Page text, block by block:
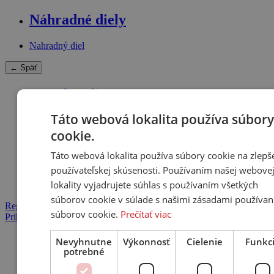
Náhradné diely
Nahradný diel
← Späť
Merchandise
Ostatné príslušenstvo
Tričko
Registrácia
Prihlásenie
Domov
Produkty
TRINNOV
Táto webová lokalita používa súbory
cookie.
Táto webová lokalita používa súbory cookie na
používateľskej skúsenosti. Používaním našej webovej
lokality vyjadrujete súhlas s používaním všetkých
súborov cookie v súlade s našimi zásadami
súborov cookie. Prečítať viac
Nevyhnutne
potrebné
Výkonnosť Cielenie